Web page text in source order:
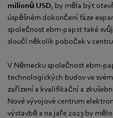
milionů USD, by měla být
úspěšném dokončení fáze
společnost ebm-papst také
sloučí několik poboček v
V Německu společnost ebm-
technologických budov ve
zařízení a kvalifikační a
Nové vývojové centrum
výstavbě a na jaře 2023 by